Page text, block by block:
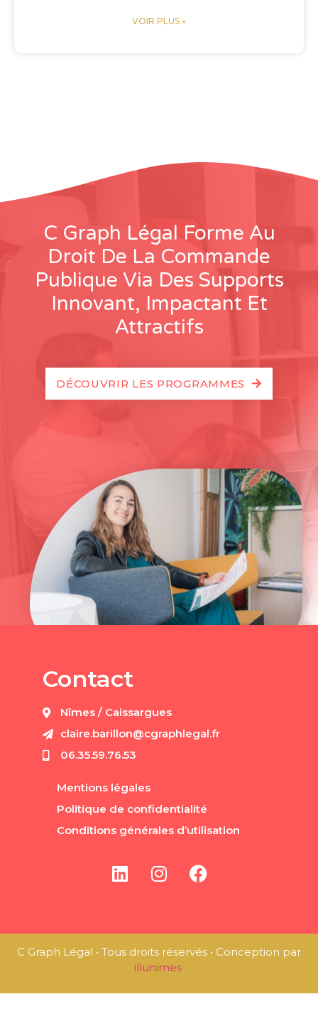
VOIR PLUS »
C Graph Légal Forme Au
Droit De La Commande
Publique Via Des Supports
Innovant, Impactant Et
Attractifs
DÉCOUVRIR LES PROGRAMMES
Contact
Nîmes / Caissargues
claire.barillon@cgraphlegal.fr
06.35.59.76.53
Mentions légales
Politique de confidentialité
Conditions générales d’utilisation
C Graph Légal • Tous droits réservés • Conception par
illunimes.